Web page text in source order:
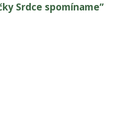
Srdce spomíname”